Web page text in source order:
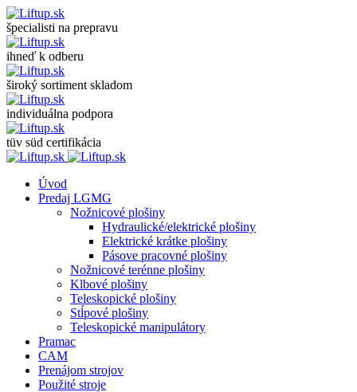
špecialisti na prepravu
ihneď k odberu
široký sortiment skladom
individuálna podpora
tüv süd certifikácia
Úvod
Predaj LGMG
Nožnicové plošiny
Hydraulické/elektrické plošiny
Elektrické krátke plošiny
Pásove pracovné plošiny
Nožnicové terénne plošiny
Klbové plošiny
Teleskopické plošiny
Stĺpové plošiny
Teleskopické manipulátory
Pramac
CAM
Prenájom strojov
Použité stroje